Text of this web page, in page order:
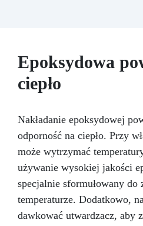
magazynów oraz do
bezpieczeństwo: Zgodna
574/2014 – Oznakowanie
EN 1504-2 oraz
Właściwości
Epoksydowa
ciepło
Nakładanie epoksydowej
odporność na ciepło. Przy
może wytrzymać
używanie wysokiej jakości
specjalnie sformułowany do
temperaturze. Dodatkowo,
dawkować utwardzacz, aby